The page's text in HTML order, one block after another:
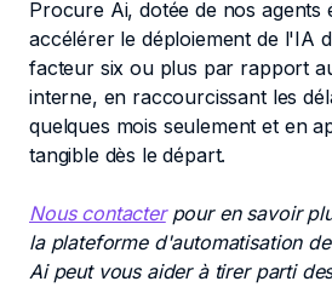
Procure Ai, dotée de nos agents
accélérer le déploiement de l'IA
facteur six ou plus par rapport
interne, en raccourcissant les
quelques mois seulement et en
tangible dès le départ.
Nous contacterpour en savoir
la plateforme d'automatisation
Ai peut vous aider à tirer parti